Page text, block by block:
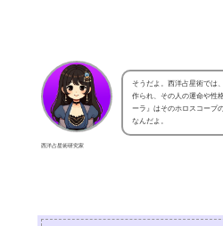
西洋占星術研究家
そうだよ。西洋占星術では
作られ、その人の運命や性
ーラ』はそのホロスコープ
なんだよ。